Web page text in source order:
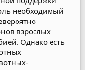
необходимый
взрослых
Однако есть